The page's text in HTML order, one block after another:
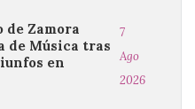
Zamora
de Música tras
en
7
Ago
2026